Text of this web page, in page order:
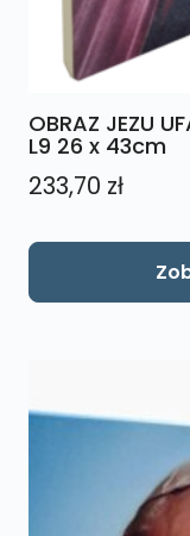
OBRAZ JEZU
L9 26 x 43cm
233,70 zł